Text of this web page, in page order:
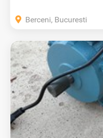
Berceni, Bucuresti